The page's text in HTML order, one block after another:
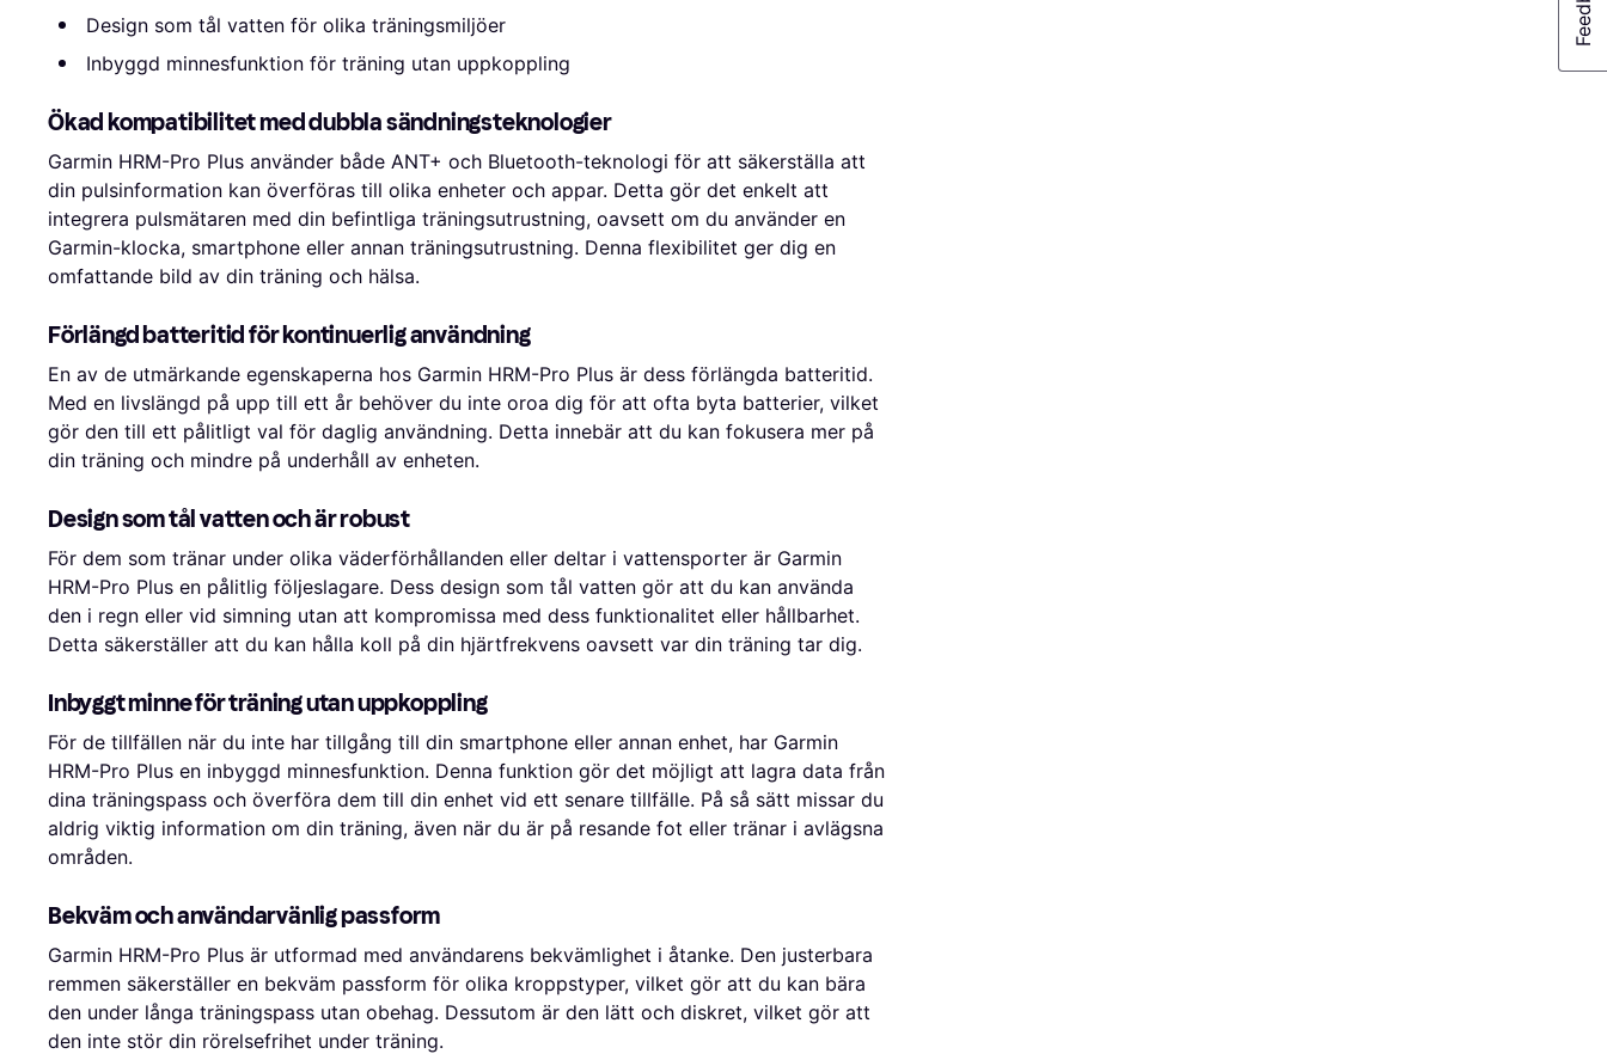
Design som tål vatten för olika träningsmiljöer
Inbyggd minnesfunktion för träning utan uppkoppling
Ökad kompatibilitet med dubbla sändningsteknologier
Garmin HRM-Pro Plus använder både ANT+ och Bluetooth-teknologi för att säkerställa att
din pulsinformation kan överföras till olika enheter och appar. Detta gör det enkelt att
integrera pulsmätaren med din befintliga träningsutrustning, oavsett om du använder en
Garmin-klocka, smartphone eller annan träningsutrustning. Denna flexibilitet ger dig en
omfattande bild av din träning och hälsa.
Förlängd batteritid för kontinuerlig användning
En av de utmärkande egenskaperna hos Garmin HRM-Pro Plus är dess förlängda batteritid.
Med en livslängd på upp till ett år behöver du inte oroa dig för att ofta byta batterier, vilket
gör den till ett pålitligt val för daglig användning. Detta innebär att du kan fokusera mer på
din träning och mindre på underhåll av enheten.
Design som tål vatten och är robust
För dem som tränar under olika väderförhållanden eller deltar i vattensporter är Garmin
HRM-Pro Plus en pålitlig följeslagare. Dess design som tål vatten gör att du kan använda
den i regn eller vid simning utan att kompromissa med dess funktionalitet eller hållbarhet.
Detta säkerställer att du kan hålla koll på din hjärtfrekvens oavsett var din träning tar dig.
Inbyggt minne för träning utan uppkoppling
För de tillfällen när du inte har tillgång till din smartphone eller annan enhet, har Garmin
HRM-Pro Plus en inbyggd minnesfunktion. Denna funktion gör det möjligt att lagra data från
dina träningspass och överföra dem till din enhet vid ett senare tillfälle. På så sätt missar du
aldrig viktig information om din träning, även när du är på resande fot eller tränar i avlägsna
områden.
Bekväm och användarvänlig passform
Garmin HRM-Pro Plus är utformad med användarens bekvämlighet i åtanke. Den justerbara
remmen säkerställer en bekväm passform för olika kroppstyper, vilket gör att du kan bära
den under långa träningspass utan obehag. Dessutom är den lätt och diskret, vilket gör att
den inte stör din rörelsefrihet under träning.